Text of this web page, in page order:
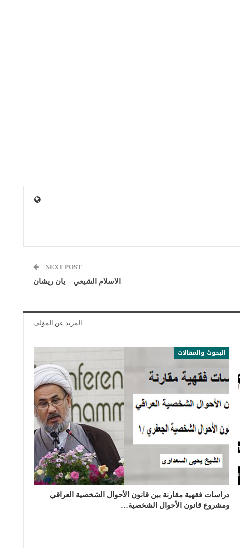
NEXT POST
الاسلام الشيعي – يان ريشان
المزيد عن المؤلف
البحوث والمقالات
دراسات فقهية مقارنة بين قانون الأحوال الشخصية العراقي
ومشروع قانون الأحوال الشخصية…